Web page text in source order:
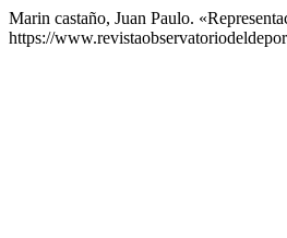
Marin castaño, Juan Paulo.
https://